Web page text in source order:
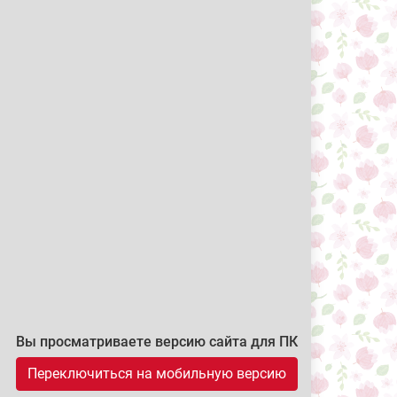
Вы просматриваете версию сайта для ПК
Переключиться на мобильную версию